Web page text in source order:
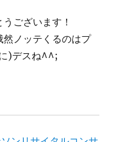
ございます！
然ノッテくるのはプ
)デスね^^;